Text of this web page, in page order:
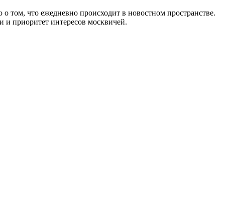
что ежедневно происходит в новостном пространстве.
и приоритет интересов москвичей.